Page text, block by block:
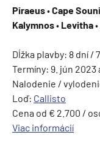
Piraeus•Cape
Kalymnos• Levitha•
Dĺžka plavby: 8 dní /
Termíny: 9. jún 2023
Nalodenie /
Loď: Callisto
Cena od € 2.700 /
Viac informácií